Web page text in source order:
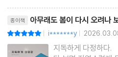
⠀눈부신 삶
종이책 아무래도 봄이 다시 오려나
| i*******y |
지독하게 다정하